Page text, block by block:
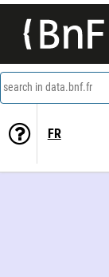
search in data.bnf.fr
FR